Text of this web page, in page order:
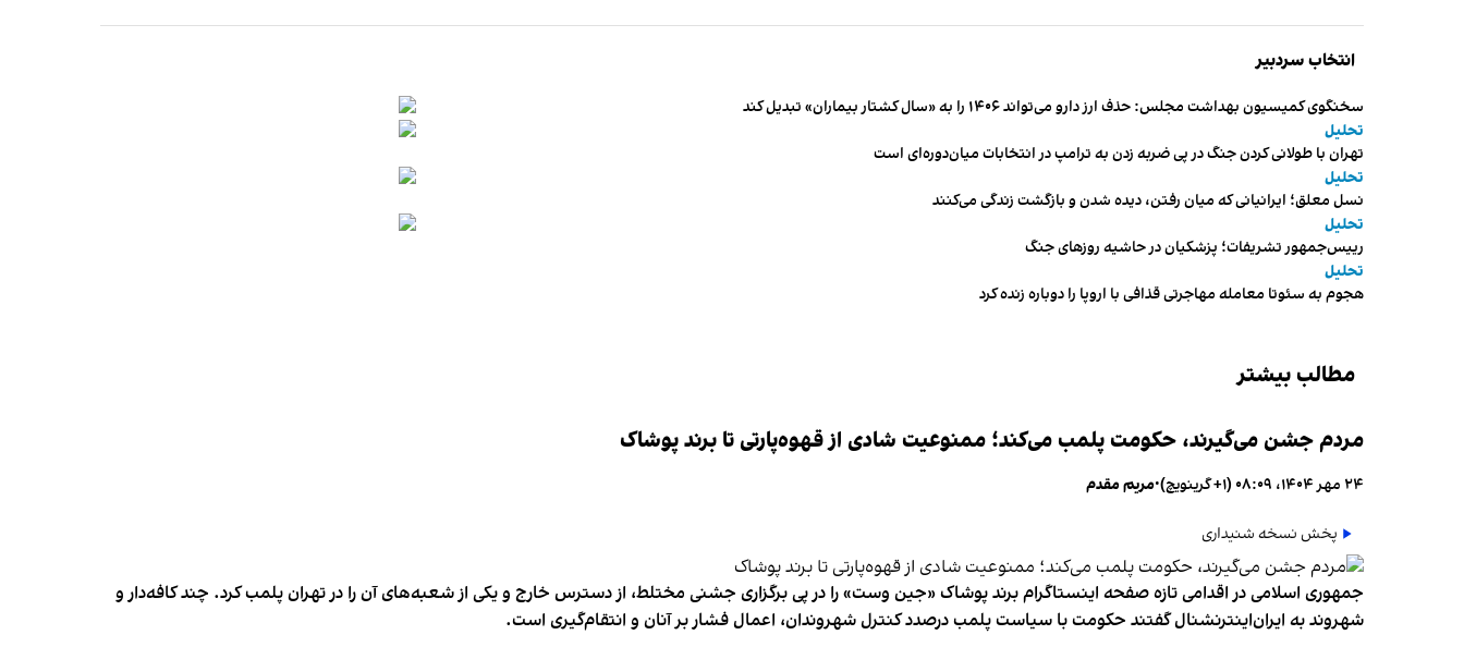
انتخاب سردبیر
سخنگوی کمیسیون بهداشت مجلس: حذف ارز دارو می‌تواند ۱۴۰۶ را به «سال کشتار بیماران» تبدیل کند
تحلیل
تهران با طولانی کردن جنگ در پی ضربه زدن به ترامپ در انتخابات میان‌دوره‌ای است
تحلیل
نسل معلق؛ ایرانیانی که میان رفتن، دیده شدن و بازگشت زندگی می‌کنند
تحلیل
رییس‌جمهور تشریفات؛ پزشکیان در حاشیه روزهای جنگ
تحلیل
هجوم به سئوتا معامله مهاجرتی قذافی با اروپا را دوباره زنده کرد
مطالب بیشتر
مردم جشن می‌گیرند، حکومت پلمب می‌کند؛ ممنوعیت شادی از قهوه‌پارتی تا برند پوشاک
۲۴ مهر ۱۴۰۴، ۰۸:۰۹ (‎+۱ گرینویچ) •مریم مقدم
پخش نسخه شنیداری
جمهوری اسلامی در اقدامی تازه صفحه اینستاگرام برند پوشاک «جین وست» را در پی برگزاری جشنی مختلط، از دسترس خارج و یکی از شعبه‌های آن را در تهران پلمب کرد. چند کافه‌‌دار و
شهروند به ایران‌اینترنشنال گفتند حکومت با سیاست پلمب درصدد کنترل شهروندان، اعمال فشار بر آنان و انتقام‌گیری است.